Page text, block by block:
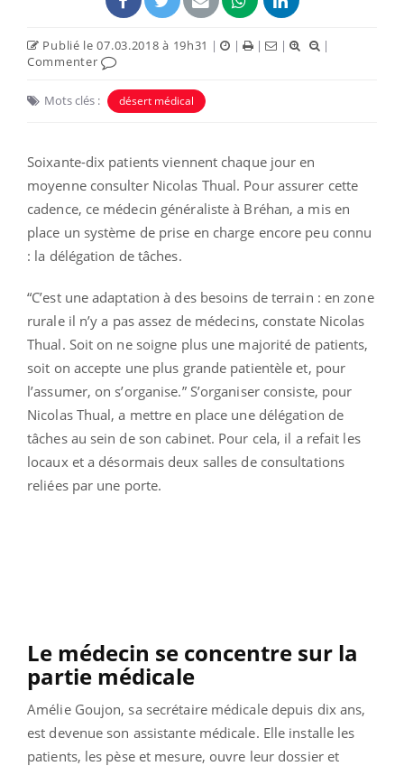
Publié le 07.03.2018 à 19h31 | | | |
|
Commenter
Mots clés : désert médical
Soixante-dix patients viennent chaque jour en
moyenne consulter Nicolas Thual. Pour assurer cette
cadence, ce médecin généraliste à Bréhan, a mis en
place un système de prise en charge encore peu connu
: la délégation de tâches.
“C’est une adaptation à des besoins de terrain : en zone
rurale il n’y a pas assez de médecins, constate Nicolas
Thual. Soit on ne soigne plus une majorité de patients,
soit on accepte une plus grande patientèle et, pour
l’assumer, on s’organise.” S’organiser consiste, pour
Nicolas Thual, a mettre en place une délégation de
tâches au sein de son cabinet. Pour cela, il a refait les
locaux et a désormais deux salles de consultations
reliées par une porte.
Le médecin se concentre sur la
partie médicale
Amélie Goujon, sa secrétaire médicale depuis dix ans,
est devenue son assistante médicale. Elle installe les
patients, les pèse et mesure, ouvre leur dossier et